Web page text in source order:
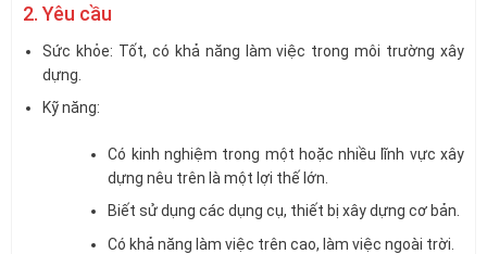
2. Yêu cầu
Sức khỏe: Tốt, có khả năng làm việc trong môi trường xây
dựng.
Kỹ năng:
Có kinh nghiệm trong một hoặc nhiều lĩnh vực xây
dựng nêu trên là một lợi thế lớn.
Biết sử dụng các dụng cụ, thiết bị xây dựng cơ bản.
Có khả năng làm việc trên cao, làm việc ngoài trời.